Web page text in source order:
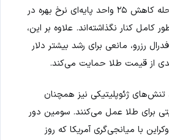
همچنان احتمال سه مرحله کاهش ۲۵ واحد پایه‌ای نرخ بهره در
کامل کنار نگذاشته‌اند. علاوه بر این،
رزرو، مانعی برای رشد بیشتر دلار
از قیمت طلا حمایت می‌کند.
تنش‌های ژئوپلیتیکی نیز همچنان
برای طلا عمل می‌کنند. سومین دور
با میانجی‌گری آمریکا که روز